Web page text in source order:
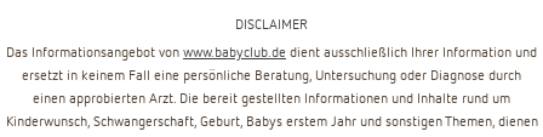
DISCLAIMER
Das Informationsangebot von www.babyclub.de dient ausschließlich Ihrer Information und
ersetzt in keinem Fall eine persönliche Beratung, Untersuchung oder Diagnose durch
einen approbierten Arzt. Die bereit gestellten Informationen und Inhalte rund um
Kinderwunsch, Schwangerschaft, Geburt, Babys erstem Jahr und sonstigen Themen, dienen